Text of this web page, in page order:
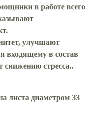
в работе всего
улучшают
входящему в состав
снижению стресса..
листа диаметром 33